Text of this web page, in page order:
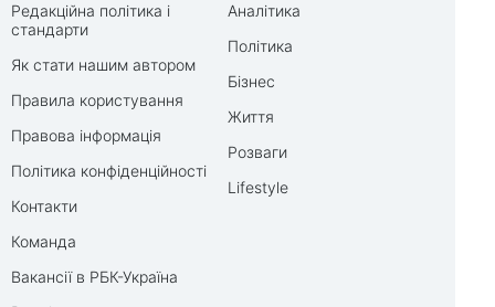
Редакційна політика і
стандарти
Як стати нашим автором
Правила користування
Правова інформація
Політика конфіденційності
Контакти
Команда
Вакансії в РБК-Україна
Аналітика
Політика
Бізнес
Життя
Розваги
Lifestyle